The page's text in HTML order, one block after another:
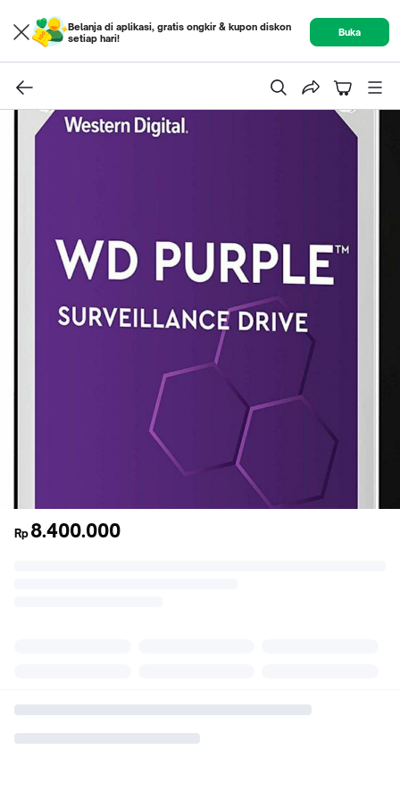
Belanja di aplikasi, gratis ongkir & kupon diskon
setiap hari!
Buka
Rp 8.400.000